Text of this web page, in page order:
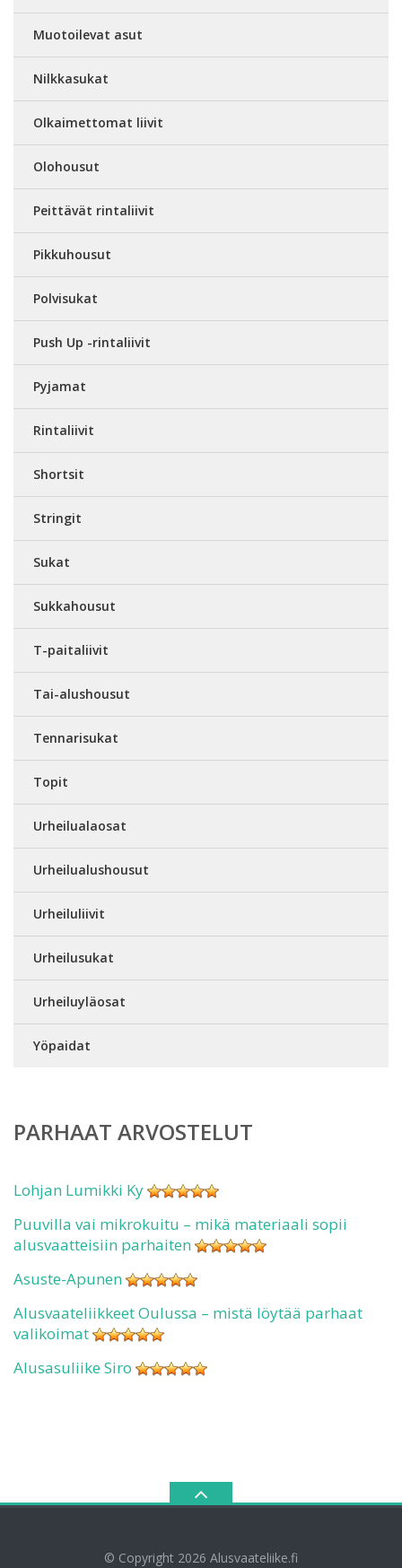
Muotoilevat asut
Nilkkasukat
Olkaimettomat liivit
Olohousut
Peittävät rintaliivit
Pikkuhousut
Polvisukat
Push Up -rintaliivit
Pyjamat
Rintaliivit
Shortsit
Stringit
Sukat
Sukkahousut
T-paitaliivit
Tai-alushousut
Tennarisukat
Topit
Urheilualaosat
Urheilualushousut
Urheiluliivit
Urheilusukat
Urheiluyläosat
Yöpaidat
PARHAAT ARVOSTELUT
Lohjan Lumikki Ky
Puuvilla vai mikrokuitu – mikä materiaali sopii
alusvaatteisiin parhaiten
Asuste-Apunen
Alusvaateliikkeet Oulussa – mistä löytää parhaat
valikoimat
Alusasuliike Siro
© Copyright 2026 Alusvaateliike.fi